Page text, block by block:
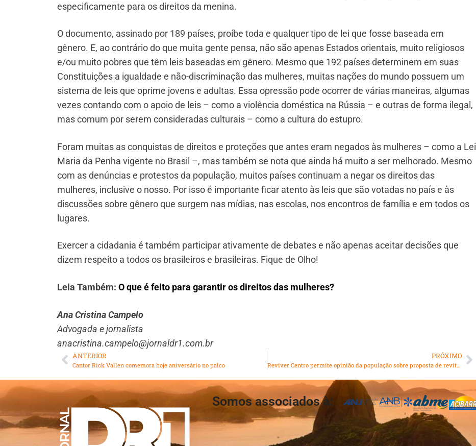
especificamente para os direitos da menina.
O documento, assinado por 189 países, proíbe toda e qualquer tipo de lei que fosse baseada em
gênero. E, ao contrário do que muita gente pensa, não são apenas Estados orientais, muito religiosos
e/ou muito pobres que têm leis baseadas em gênero. Mesmo que 192 países determinem em suas
Constituições a igualdade e não-discriminação das mulheres, muitas nações do mundo possuem um
sistema de leis que oprime jovens e adultas. Essa opressão pode ocorrer de várias maneiras, algumas
vezes contando com o apoio de leis – como a violência doméstica na Rússia – e outras de forma ilegal,
mas comum por serem consideradas culturais – como a cultura do estupro.
Foram muitas as conquistas de direitos e proteções que antes eram negados às mulheres – como a Lei
Maria da Penha vigente no Brasil –, mas também se nota que ainda há muito a ser melhorado. Mesmo
com as denúncias e protestos da população, muitos países continuam a negar os direitos das
mulheres, inclusive o nosso. Por isso é importante ficar atento às leis que são votadas no país e às
discussões sobre gênero que surgem nas mídias, nas escolas, nos encontros de família e em todos os
lugares.
Exercer a cidadania é também participar ativamente de debates e não apenas aceitar decisões que
dizem respeito a todos os brasileiros e brasileiras. Fique de Olho!
Leia Também: O que é feito para garantir os direitos das mulheres?
Ana Cristina Campelo
Advogada e jornalista
anacristina.campelo@jornaldr1.com.br
ANTERIOR
Cantor Rick Vallen comemora hoje aniversário no palco
PRÓXIMO
Reviver Centro permite opinião da população sobre proposta de revitalização para atrair moradores
Somos associados à: